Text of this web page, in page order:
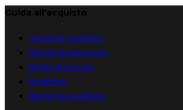
Termini e condizioni
Metodi di pagamento
Diritto di recesso
Spedizioni
Rintraccia spedizioni